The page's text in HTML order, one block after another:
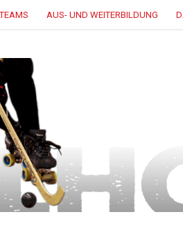
AUS- UND WEITERBILDUNG